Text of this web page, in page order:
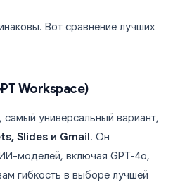
Вот сравнение лучших
Workspace)
, самый универсальный вариант,
Slides и Gmail . Он
моделей, включая GPT-4o,
гибкость в выборе лучшей